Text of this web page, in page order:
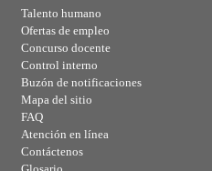
Talento humano
Ofertas de empleo
Concurso docente
Control interno
Buzón de notificaciones
Mapa del sitio
FAQ
Atención en línea
Contáctenos